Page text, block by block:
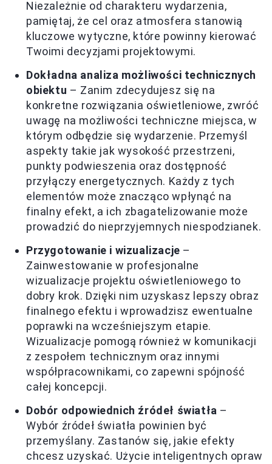
Niezależnie od charakteru wydarzenia,
pamiętaj, że cel oraz atmosfera stanowią
kluczowe wytyczne, które powinny kierować
Twoimi decyzjami projektowymi.
Dokładna analiza możliwości technicznych
obiektu – Zanim zdecydujesz się na
konkretne rozwiązania oświetleniowe, zwróć
uwagę na możliwości techniczne miejsca, w
którym odbędzie się wydarzenie. Przemyśl
aspekty takie jak wysokość przestrzeni,
punkty podwieszenia oraz dostępność
przyłączy energetycznych. Każdy z tych
elementów może znacząco wpłynąć na
finalny efekt, a ich zbagatelizowanie może
prowadzić do nieprzyjemnych niespodzianek.
Przygotowanie i wizualizacje –
Zainwestowanie w profesjonalne
wizualizacje projektu oświetleniowego to
dobry krok. Dzięki nim uzyskasz lepszy obraz
finalnego efektu i wprowadzisz ewentualne
poprawki na wcześniejszym etapie.
Wizualizacje pomogą również w komunikacji
z zespołem technicznym oraz innymi
współpracownikami, co zapewni spójność
całej koncepcji.
Dobór odpowiednich źródeł światła –
Wybór źródeł światła powinien być
przemyślany. Zastanów się, jakie efekty
chcesz uzyskać. Użycie inteligentnych opraw